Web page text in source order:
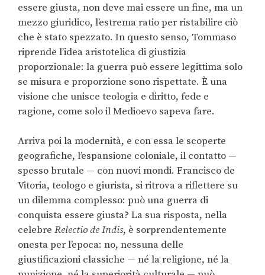
essere giusta, non deve mai essere un fine, ma un
mezzo giuridico, l’estrema ratio per ristabilire ciò
che è stato spezzato. In questo senso, Tommaso
riprende l’idea aristotelica di giustizia
proporzionale: la guerra può essere legittima solo
se misura e proporzione sono rispettate. È una
visione che unisce teologia e diritto, fede e
ragione, come solo il Medioevo sapeva fare.
Arriva poi la modernità, e con essa le scoperte
geografiche, l’espansione coloniale, il contatto —
spesso brutale — con nuovi mondi. Francisco de
Vitoria, teologo e giurista, si ritrova a riflettere su
un dilemma complesso: può una guerra di
conquista essere giusta? La sua risposta, nella
celebre Relectio de Indis, è sorprendentemente
onesta per l’epoca: no, nessuna delle
giustificazioni classiche — né la religione, né la